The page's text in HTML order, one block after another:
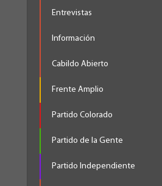
Entrevistas
Información
Cabildo Abierto
Frente Amplio
Partido Colorado
Partido de la Gente
Partido Independiente